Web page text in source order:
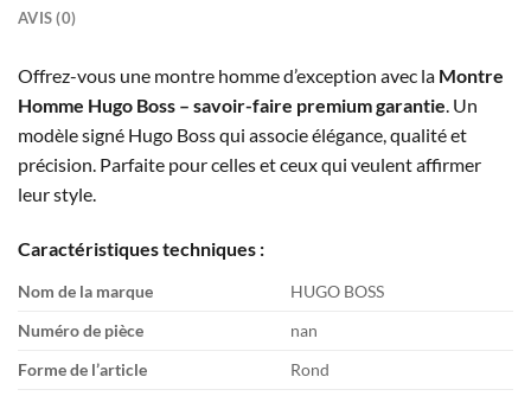
AVIS (0)
Offrez-vous une montre homme d’exception avec la Montre
Homme Hugo Boss – savoir-faire premium garantie. Un
modèle signé Hugo Boss qui associe élégance, qualité et
précision. Parfaite pour celles et ceux qui veulent affirmer
leur style.
Caractéristiques techniques :
Nom de la marque
HUGO BOSS
Numéro de pièce
nan
Forme de l’article
Rond